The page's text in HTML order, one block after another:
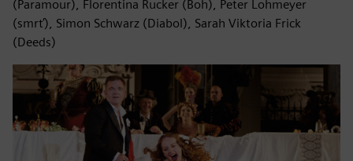
(Paramour), Florentina Rucker (Boh), Peter Lohmeyer
(smrť), Simon Schwarz (Diabol), Sarah Viktoria Frick
(Deeds)